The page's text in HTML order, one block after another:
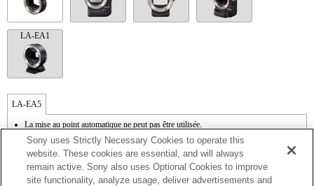
LA-EA1
LA-EA5
La mise au point automatique ne peut pas être utilisée.
Disponible avec une bague d'adaptation d'objectif.
Le mode SteadyShot n'est pas pris en charge.
Le son de fonctionnement du diaphragme est enregistré à l'aide du microphone
interne.
Outside the A (Aperture priority), S (Shutter priority), and M (Manual) modes, the
Sony uses Strictly Necessary Cookies to operate this
website. These cookies are essential, and will always
remain active. Sony also uses Optional Cookies to improve
site functionality, analyze usage, deliver advertisements and